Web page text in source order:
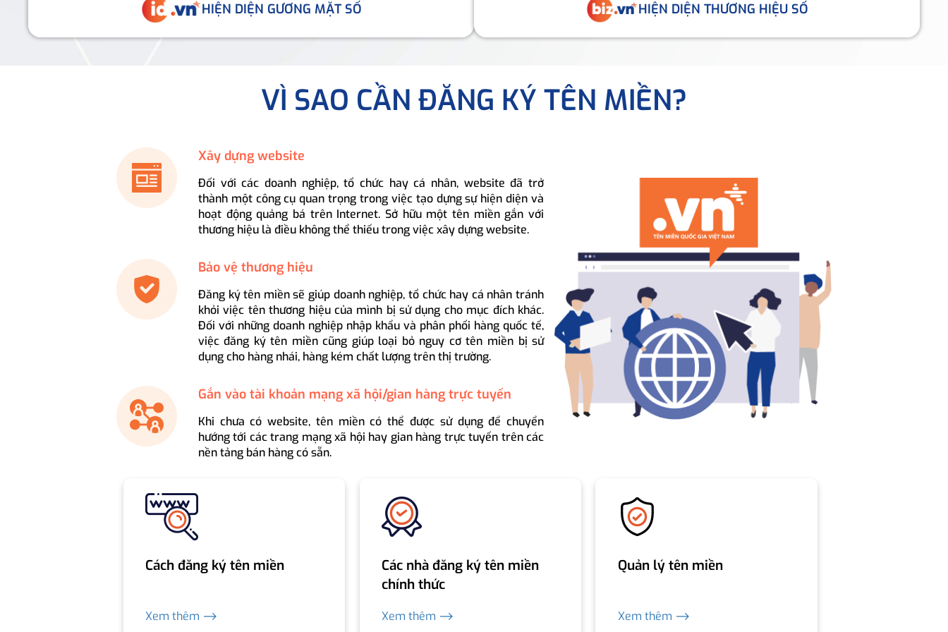
HIỆN DIỆN GƯƠNG MẶT SỐ HIỆN DIỆN THƯƠNG HIỆU SỐ
VÌ SAO CẦN ĐĂNG KÝ TÊN MIỀN?
Xây dựng website
Đối với các doanh nghiệp, tổ chức hay cá nhân, website đã trở
thành một công cụ quan trọng trong việc tạo dựng sự hiện diện và
hoạt động quảng bá trên Internet. Sở hữu một tên miền gắn với
thương hiệu là điều không thể thiếu trong việc xây dựng website.
Bảo vệ thương hiệu
Đăng ký tên miền sẽ giúp doanh nghiệp, tổ chức hay cá nhân tránh
khỏi việc tên thương hiệu của mình bị sử dụng cho mục đích khác.
Đối với những doanh nghiệp nhập khẩu và phân phối hàng quốc tế,
việc đăng ký tên miền cũng giúp loại bỏ nguy cơ tên miền bị sử
dụng cho hàng nhái, hàng kém chất lượng trên thị trường.
Gắn vào tài khoản mạng xã hội/gian hàng trực tuyến
Khi chưa có website, tên miền có thể được sử dụng để chuyển
hướng tới các trang mạng xã hội hay gian hàng trực tuyến trên các
nền tảng bán hàng có sẵn.
Cách đăng ký tên miền
Xem thêm ⟶
Các nhà đăng ký tên miền
chính thức
Xem thêm ⟶
Quản lý tên miền
Xem thêm ⟶